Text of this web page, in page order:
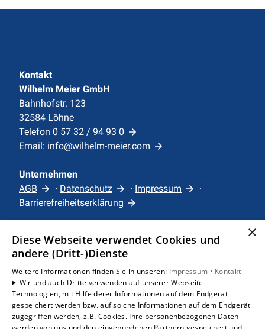
Kontakt
Wilhelm Meier GmbH
Bahnhofstr. 123
32584 Löhne
Telefon 0 57 32 / 94 93 0
Email: info@wilhelm-meier.com
Unternehmen
AGB
· Datenschutz · Impressum
·
Barrierefreiheitserklärung
Leistungen
Privatkunden
Unternehmen
Standorte
Löhne
×
Diese Webseite verwendet Cookies und
andere (Dritt-)Dienste
Weitere Informationen finden Sie in unseren: Impressum • Kontakt
Wir und auch Dritte verwenden auf unserer Webseite
Technologien, mit Hilfe derer Informationen auf dem Endgerät
gespeichert werden bzw. auf solche Informationen auf dem Endgerät
zugegriffen werden, z.B. Cookies. Ihre personenbezogenen Daten